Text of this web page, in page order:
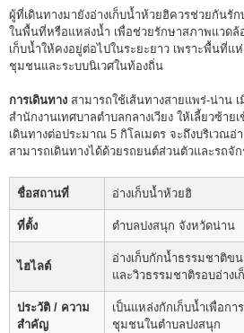
ผู้ที่เดินทางมายังอ่างเก็บน้ำห้วยฮิควรช่วยกันรั
ในพื้นที่หรือแหล่งน้ำ เพื่อช่วยรักษาสภาพแวดล้
เก็บน้ำให้คงอยู่ต่อไปในระยะยาว เพราะพื้นที่
ชุมชนและระบบนิเวศในท้องถิ่น
การเดินทาง สามารถใช้เส้นทางสายแพร่-น่าน
สำนักงานเทศบาลตำบลกลางเวียง ให้เลี้ยวซ้า
เดินทางต่อประมาณ 5 กิโลเมตร จะถึงบริเวณอ่
สามารถเดินทางได้ด้วยรถยนต์ส่วนตัวและรถจั
ชื่อสถานที่ อ่างเก็บน้ำห้วยฮิ
ที่ตั้ง ตำบลปงสนุก จังหวัดน่าน
ไฮไลต์
อ่างเก็บกักน้ำธรรมชาติข
และวิวธรรมชาติรอบอ่างเ
ประวัติ / ความ
สำคัญ
เป็นแหล่งกักเก็บน้ำเพื่อก
ชุมชนในตำบลปงสนุก